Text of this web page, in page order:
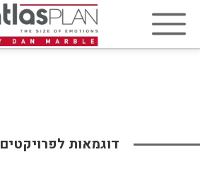
דוגמאות לפרויקטים 8050